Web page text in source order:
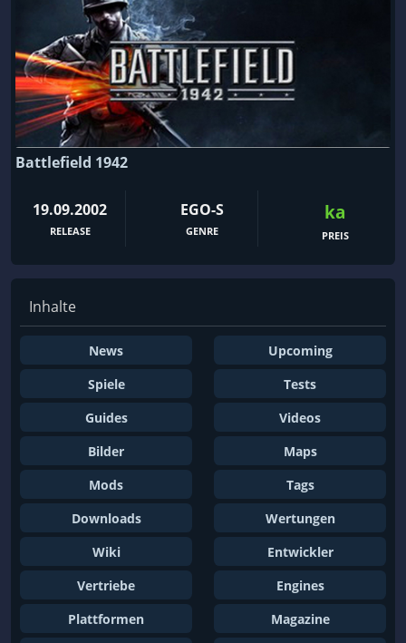
Battlefield 1942
19.09.2002
RELEASE
EGO-S
GENRE
ka
PREIS
Inhalte
News
Upcoming
Spiele
Tests
Guides
Videos
Bilder
Maps
Mods
Tags
Downloads
Wertungen
Wiki
Entwickler
Vertriebe
Engines
Plattformen
Magazine